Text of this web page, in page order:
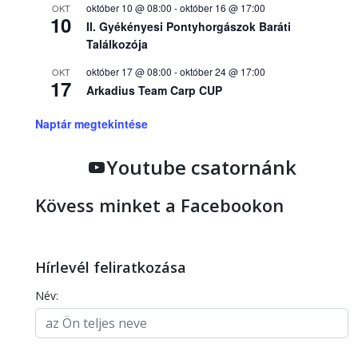
OKT
10
október 10 @ 08:00 -október 16 @ 17:00
II. Gyékényesi Pontyhorgászok Baráti
Találkozója
OKT
17
október 17 @ 08:00 -október 24 @ 17:00
Arkadius Team Carp CUP
Naptár megtekintése
Youtube csatornánk
Kövess minket a Facebookon
Hírlevél feliratkozása
Név: